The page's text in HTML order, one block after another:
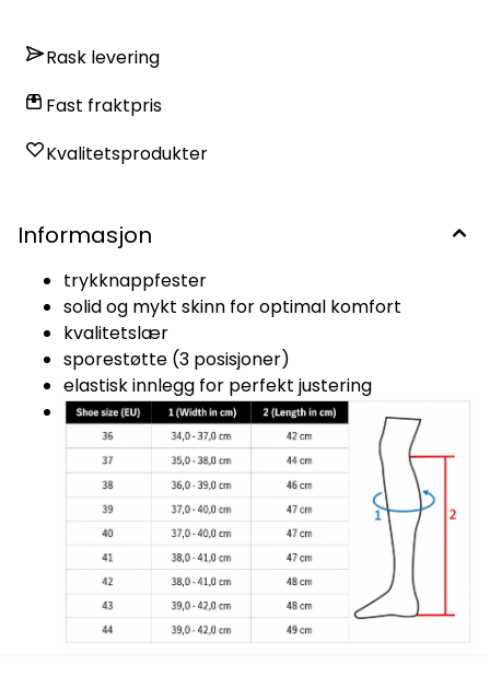
Rask levering
Fast fraktpris
Kvalitetsprodukter
Informasjon
trykknappfester
solid og mykt skinn for optimal komfort
kvalitetslær
sporestøtte (3 posisjoner)
elastisk innlegg for perfekt justering